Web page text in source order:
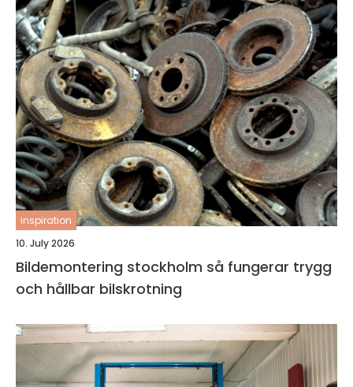
inspiration
10. July 2026
Bildemontering stockholm så fungerar trygg
och hållbar bilskrotning